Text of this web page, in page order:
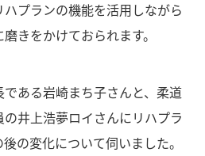
プランの機能を活用しながら
きをかけておられます。
ある岩崎まち子さんと、柔道
井上浩夢ロイさんにリハプラ
の変化について伺いました。